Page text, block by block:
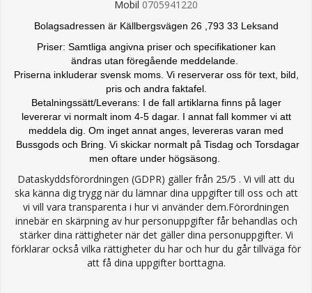
Mobil 0705941220
Bolagsadressen är Källbergsvägen 26 ,793 33 Leksand
Priser: Samtliga angivna priser och specifikationer kan
ändras utan föregående meddelande.
Priserna inkluderar svensk moms. Vi reserverar oss för text, bild,
pris och andra faktafel.
Betalningssätt/Leverans: I de fall artiklarna finns på lager
levererar vi normalt inom 4-5 dagar. I annat fall kommer vi att
meddela dig. Om inget annat anges, levereras varan med
Bussgods och Bring. Vi skickar normalt på Tisdag och Torsdagar
men oftare under högsäsong.
Dataskyddsförordningen (GDPR) gäller från 25/5 . Vi vill att du
ska känna dig trygg när du lämnar dina uppgifter till oss och att
vi vill vara transparenta i hur vi använder dem.Förordningen
innebär en skärpning av hur personuppgifter får behandlas och
stärker dina rättigheter när det gäller dina personuppgifter. Vi
förklarar också vilka rättigheter du har och hur du går tillväga för
att få dina uppgifter borttagna.